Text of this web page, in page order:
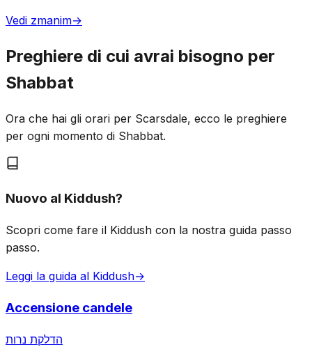
Vedi zmanim→
Preghiere di cui avrai bisogno per
Shabbat
Ora che hai gli orari per Scarsdale, ecco le preghiere
per ogni momento di Shabbat.
Nuovo al Kiddush?
Scopri come fare il Kiddush con la nostra guida passo
passo.
Leggi la guida al Kiddush→
Accensione candele
הדלקת נרות